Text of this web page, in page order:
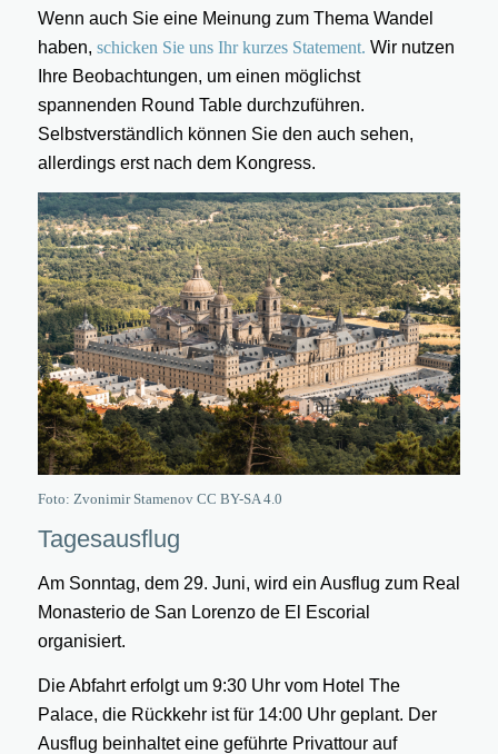
Wenn auch Sie eine Meinung zum Thema Wandel
haben, schicken Sie uns Ihr kurzes Statement. Wir nutzen
Ihre Beobachtungen, um einen möglichst
spannenden Round Table durchzuführen.
Selbstverständlich können Sie den auch sehen,
allerdings erst nach dem Kongress.
Foto: Zvonimir Stamenov CC BY-SA 4.0
Tagesausflug
Am Sonntag, dem 29. Juni, wird ein Ausflug zum Real
Monasterio de San Lorenzo de El Escorial
organisiert.
Die Abfahrt erfolgt um 9:30 Uhr vom Hotel The
Palace, die Rückkehr ist für 14:00 Uhr geplant. Der
Ausflug beinhaltet eine geführte Privattour auf